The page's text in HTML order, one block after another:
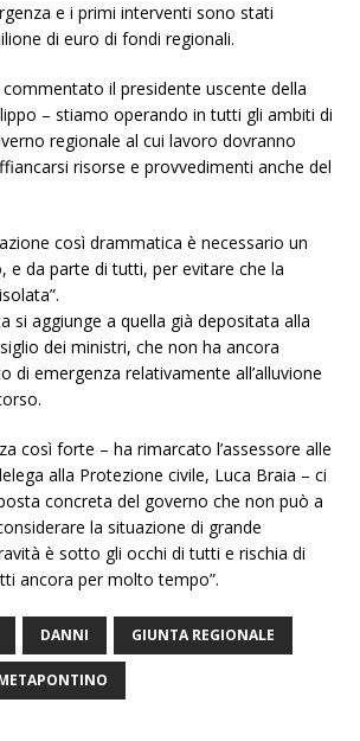
e i primi interventi sono stati
di euro di fondi regionali.
il presidente uscente della
– stiamo operando in tutti gli ambiti di
regionale al cui lavoro dovranno
risorse e provvedimenti anche del
così drammatica è necessario un
e da parte di tutti, per evitare che la
si aggiunge a quella già depositata alla
dei ministri, che non ha ancora
di emergenza relativamente all’alluvione
così forte – ha rimarcato l’assessore alle
alla Protezione civile, Luca Braia – ci
concreta del governo che non può a
la situazione di grande
è sotto gli occhi di tutti e rischia di
ancora per molto tempo”.
DANNI GIUNTA REGIONALE